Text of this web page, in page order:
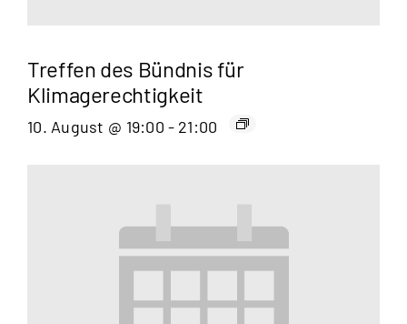
Treffen des Bündnis für
Klimagerechtigkeit
10. August @ 19:00 - 21:00